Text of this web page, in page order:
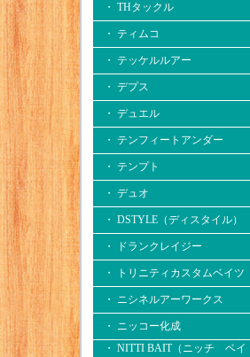
・ THタックル
・ ティムコ
・ テッケルルアー
・ デプス
・ デュエル
・ テンフィートアンダー
・ テンプト
・ デュオ
・ DSTYLE（ディスタイル）
・ ドランクレイジー
・ トリニティカスタムベイツ
・ ニシネルアーワークス
・ ニッコー化成
・ NITTI BAIT（ニッチ ベイ